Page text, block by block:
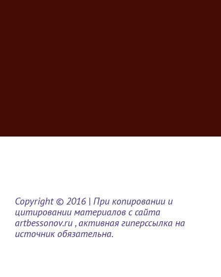
Copyright © 2016 | При копировании и
цитировании материалов с сайта
artbessonov.ru , активная гиперссылка на
источник обязательна.